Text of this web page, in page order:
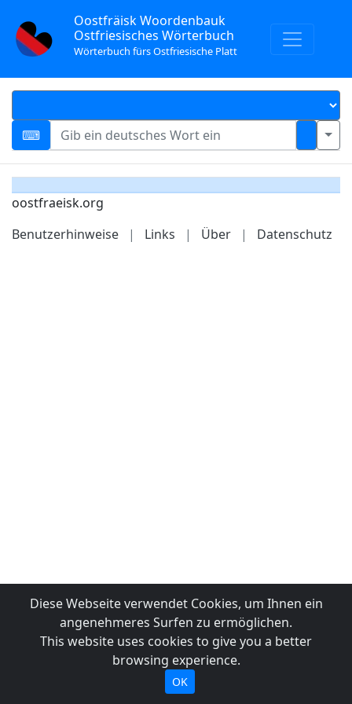
Oostfräisk Woordenbauk
Ostfriesisches Wörterbuch
Wörterbuch fürs Ostfriesische Platt
oostfraeisk.org
Benutzerhinweise
| Links | Über | Datenschutz
Diese Webseite verwendet Cookies, um Ihnen ein
angenehmeres Surfen zu ermöglichen.
This website uses cookies to give you a better
browsing experience.
OK